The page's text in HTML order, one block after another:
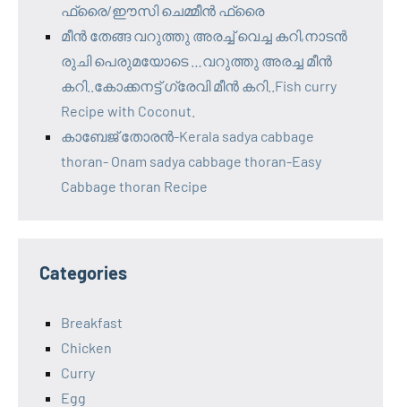
ഫ്രൈ/ഈസി ചെമ്മീൻ ഫ്രൈ
മീൻ തേങ്ങ വറുത്തു അരച്ച് വെച്ച കറി,നാടൻ
രുചി പെരുമയോടെ …വറുത്തു അരച്ച മീൻ
കറി..കോക്കനട്ട് ഗ്രേവി മീൻ കറി..Fish curry
Recipe with Coconut.
കാബേജ് തോരൻ-Kerala sadya cabbage
thoran- Onam sadya cabbage thoran-Easy
Cabbage thoran Recipe
Categories
Breakfast
Chicken
Curry
Egg